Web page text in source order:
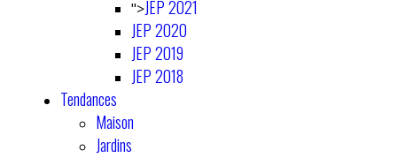
">JEP 2021
JEP 2020
JEP 2019
JEP 2018
Tendances
Maison
Jardins